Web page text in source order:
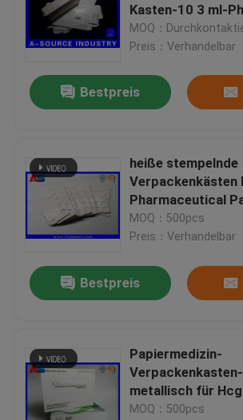
Kasten-10 3 ml-
Somatropin
MOQ：
Preis：Verhandelbar
Bestpreis
heiße stempelnde
Verpackenkästen
Pharmaceutical
Withs der
MOQ：500pcs
Preis：Verhandelbar
Bestpreis
Papiermedizin-
metallisch für
Einspritzungs-
MOQ：500pcs